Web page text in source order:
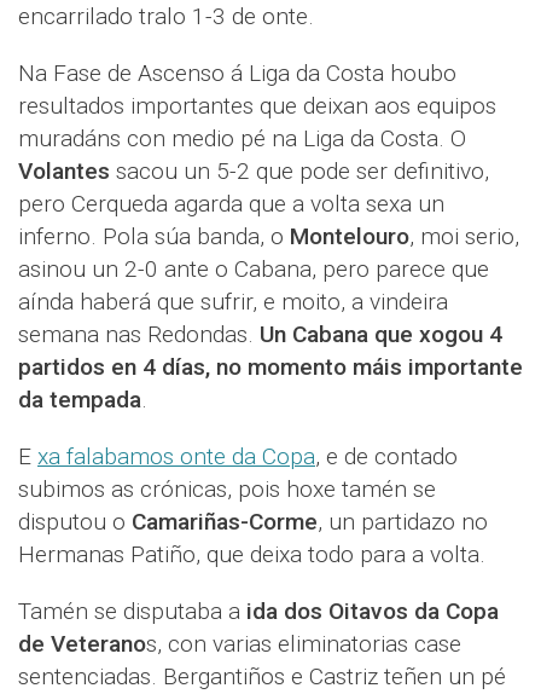
encarrilado tralo 1-3 de onte.
Na Fase de Ascenso á Liga da Costa houbo
resultados importantes que deixan aos equipos
muradáns con medio pé na Liga da Costa. O
Volantes sacou un 5-2 que pode ser definitivo,
pero Cerqueda agarda que a volta sexa un
inferno. Pola súa banda, o Montelouro, moi serio,
asinou un 2-0 ante o Cabana, pero parece que
aínda haberá que sufrir, e moito, a vindeira
semana nas Redondas. Un Cabana que xogou 4
partidos en 4 días, no momento máis importante
da tempada.
E xa falabamos onte da Copa, e de contado
subimos as crónicas, pois hoxe tamén se
disputou o Camariñas-Corme, un partidazo no
Hermanas Patiño, que deixa todo para a volta.
Tamén se disputaba a ida dos Oitavos da Copa
de Veteranos, con varias eliminatorias case
sentenciadas. Bergantiños e Castriz teñen un pé